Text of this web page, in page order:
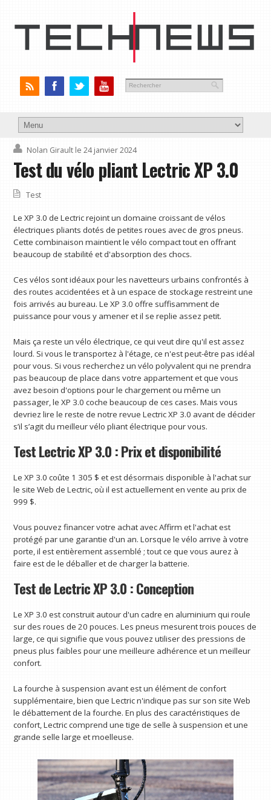
Nolan Girault le 24 janvier 2024
Test du vélo pliant Lectric XP 3.0
Test
Le XP 3.0 de Lectric rejoint un domaine croissant de vélos
électriques pliants dotés de petites roues avec de gros pneus.
Cette combinaison maintient le vélo compact tout en offrant
beaucoup de stabilité et d'absorption des chocs.
Ces vélos sont idéaux pour les navetteurs urbains confrontés à
des routes accidentées et à un espace de stockage restreint une
fois arrivés au bureau. Le XP 3.0 offre suffisamment de
puissance pour vous y amener et il se replie assez petit.
Mais ça reste un vélo électrique, ce qui veut dire qu'il est assez
lourd. Si vous le transportez à l'étage, ce n'est peut-être pas idéal
pour vous. Si vous recherchez un vélo polyvalent qui ne prendra
pas beaucoup de place dans votre appartement et que vous
avez besoin d'options pour le chargement ou même un
passager, le XP 3.0 coche beaucoup de ces cases. Mais vous
devriez lire le reste de notre revue Lectric XP 3.0 avant de décider
s’il s’agit du meilleur vélo pliant électrique pour vous.
Test Lectric XP 3.0 : Prix et disponibilité
Le XP 3.0 coûte 1 305 $ et est désormais disponible à l'achat sur
le site Web de Lectric, où il est actuellement en vente au prix de
999 $.
Vous pouvez financer votre achat avec Affirm et l'achat est
protégé par une garantie d'un an. Lorsque le vélo arrive à votre
porte, il est entièrement assemblé ; tout ce que vous aurez à
faire est de le déballer et de charger la batterie.
Test de Lectric XP 3.0 : Conception
Le XP 3.0 est construit autour d'un cadre en aluminium qui roule
sur des roues de 20 pouces. Les pneus mesurent trois pouces de
large, ce qui signifie que vous pouvez utiliser des pressions de
pneus plus faibles pour une meilleure adhérence et un meilleur
confort.
La fourche à suspension avant est un élément de confort
supplémentaire, bien que Lectric n'indique pas sur son site Web
le débattement de la fourche. En plus des caractéristiques de
confort, Lectric comprend une tige de selle à suspension et une
grande selle large et moelleuse.